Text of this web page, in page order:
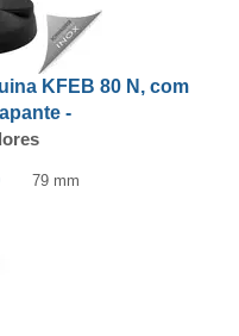
KFEB 80 N, com
-
79 mm